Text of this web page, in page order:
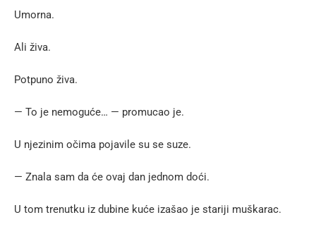
Umorna.
Ali živa.
Potpuno živa.
— To je nemoguće… — promucao je.
U njezinim očima pojavile su se suze.
— Znala sam da će ovaj dan jednom doći.
U tom trenutku iz dubine kuće izašao je stariji muškarac.